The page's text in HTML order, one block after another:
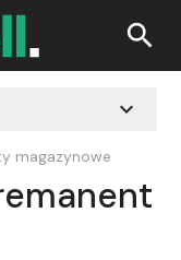
search
expand_more
magazynowe